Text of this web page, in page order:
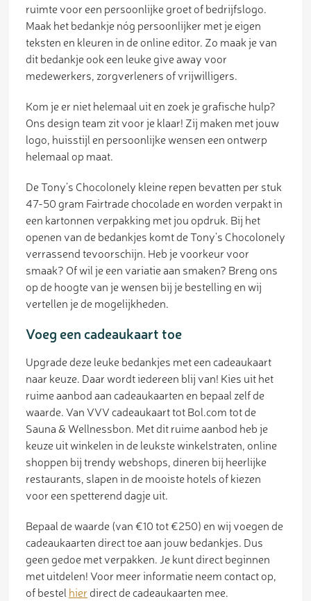
ruimte voor een persoonlijke groet of bedrijfslogo.
Maak het bedankje nóg persoonlijker met je eigen
teksten en kleuren in de online editor. Zo maak je van
dit bedankje ook een leuke give away voor
medewerkers, zorgverleners of vrijwilligers.
Kom je er niet helemaal uit en zoek je grafische hulp?
Ons design team zit voor je klaar! Zij maken met jouw
logo, huisstijl en persoonlijke wensen een ontwerp
helemaal op maat.
De Tony’s Chocolonely kleine repen bevatten per stuk
47-50 gram Fairtrade chocolade en worden verpakt in
een kartonnen verpakking met jou opdruk. Bij het
openen van de bedankjes komt de Tony’s Chocolonely
verrassend tevoorschijn. Heb je voorkeur voor
smaak? Of wil je een variatie aan smaken? Breng ons
op de hoogte van je wensen bij je bestelling en wij
vertellen je de mogelijkheden.
Voeg een cadeaukaart toe
Upgrade deze leuke bedankjes met een cadeaukaart
naar keuze. Daar wordt iedereen blij van! Kies uit het
ruime aanbod aan cadeaukaarten en bepaal zelf de
waarde. Van VVV cadeaukaart tot Bol.com tot de
Sauna & Wellnessbon. Met dit ruime aanbod heb je
keuze uit winkelen in de leukste winkelstraten, online
shoppen bij trendy webshops, dineren bij heerlijke
restaurants, slapen in de mooiste hotels of kiezen
voor een spetterend dagje uit.
Bepaal de waarde (van €10 tot €250) en wij voegen de
cadeaukaarten direct toe aan jouw bedankjes. Dus
geen gedoe met verpakken. Je kunt direct beginnen
met uitdelen! Voor meer informatie neem contact op,
of bestel hierdirect de cadeaukaarten mee.